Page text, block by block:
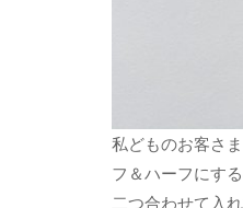
私どものお客さ
フ＆ハーフにす
二つ合わせて入